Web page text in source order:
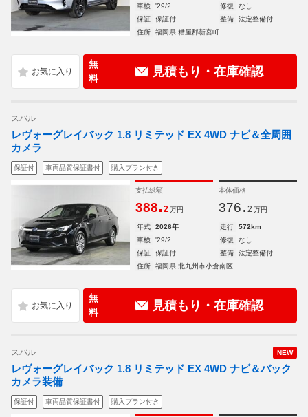
車検 '29/2 修復
なし
保証
保証付 整備
法定整備付
住所
福岡県 糟屋郡新宮町
無
料
見積もり・在庫確認
スバル
レヴォーグレイバック 1.8 リミテッド EX 4WD ナビ＆全周囲
カメラ
保証付 車両品質保証書付 購入プラン付き
支払総額
388.2 万円
本体価格
376. 2 万円
年式 2026年 走行
572km
車検
'29/2 修復
なし
保証
保証付 整備
法定整備付
住所
福岡県 北九州市小倉南区
無
料
見積もり・在庫確認
NEW
スバル
レヴォーグレイバック 1.8 リミテッド EX 4WD ナビ＆バック
カメラ装備
保証付 車両品質保証書付 購入プラン付き